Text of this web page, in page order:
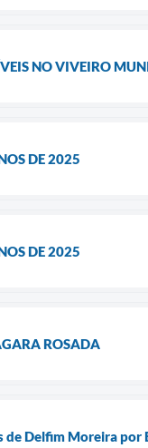
NO VIVEIRO
DE 2025
DE 2025
ROSADA
Delfim Moreira por